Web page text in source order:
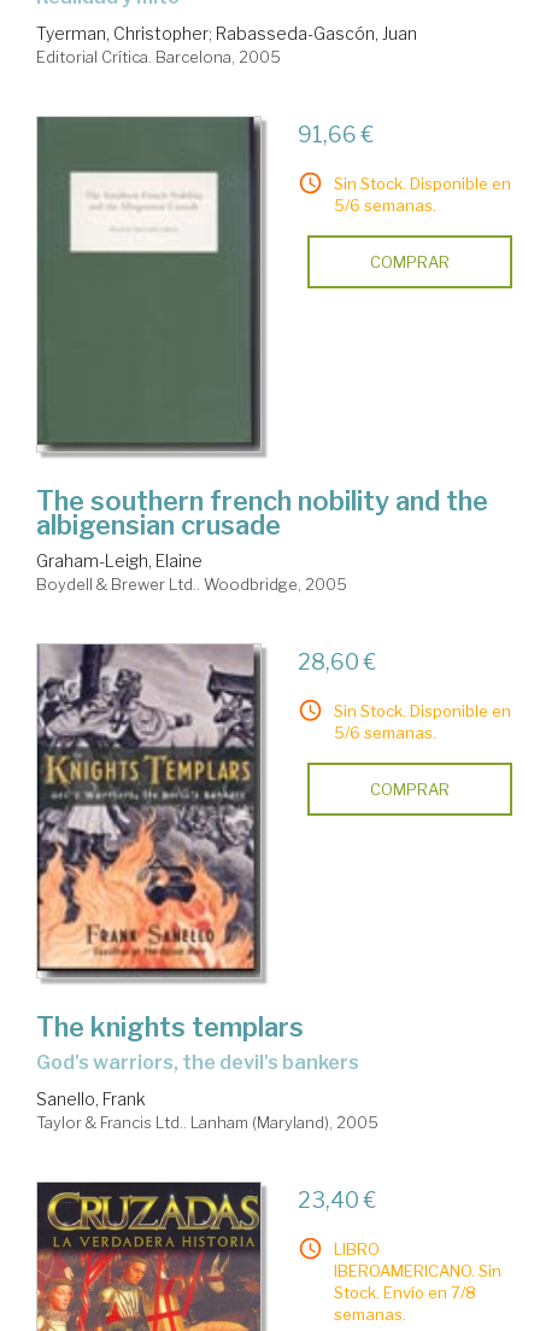
Tyerman, Christopher; Rabasseda-Gascón, Juan
Editorial Crítica. Barcelona, 2005
91,66 €
Sin Stock. Disponible en
5/6 semanas.
COMPRAR
The southern french nobility and the
albigensian crusade
Graham-Leigh, Elaine
Boydell & Brewer Ltd.. Woodbridge, 2005
28,60 €
Sin Stock. Disponible en
5/6 semanas.
COMPRAR
The knights templars
God's warriors, the devil's bankers
Sanello, Frank
Taylor & Francis Ltd.. Lanham (Maryland), 2005
23,40 €
LIBRO
IBEROAMERICANO. Sin
Stock. Envío en 7/8
semanas.